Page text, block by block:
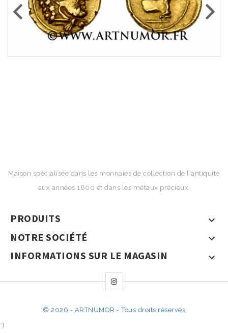
Maison spécialisée dans les monnaies de collection de l'antiquité
aux années 1800 et dans les métaux précieux.
PRODUITS 
NOTRE SOCIÉTÉ 
INFORMATIONS SUR LE MAGASIN 
© 2026 - ARTNUMOR - Tous droits réservés
*}